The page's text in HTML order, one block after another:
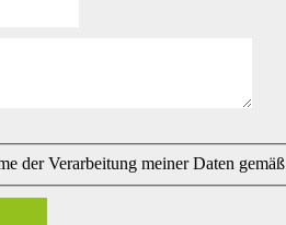
der Verarbeitung meiner Daten gemäß